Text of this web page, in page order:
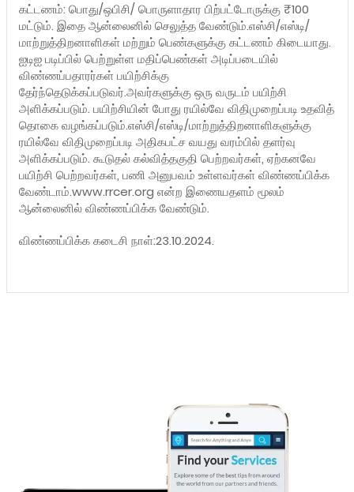
கட்டணம்: பொது/ஒபிசி/ பொருளாதார பிற்பட்டோருக்கு ₹100
மட்டும். இதை ஆன்லைனில் செலுத்த வேண்டும்.எஸ்சி/எஸ்டி/
மாற்றுத்திறனாளிகள் மற்றும் பெண்களுக்கு கட்டணம் கிடையாது.
ஐடிஐ படிப்பில் பெற்றுள்ள மதிப்பெண்கள் அடிப்படையில்
விண்ணப்பதாரர்கள் பயிற்சிக்கு
தேர்ந்தெடுக்கப்படுவர்.அவர்களுக்கு ஒரு வருடம் பயிற்சி
அளிக்கப்படும். பயிற்சியின் போது ரயில்வே விதிமுறைப்படி உதவித்
தொகை வழங்கப்படும்.எஸ்சி/எஸ்டி/மாற்றுத்திறனாளிகளுக்கு
ரயில்வே விதிமுறைப்படி அதிகபட்ச வயது வரம்பில் தளர்வு
அளிக்கப்படும். கூடுதல் கல்வித்தகுதி பெற்றவர்கள், ஏற்கனவே
பயிற்சி பெற்றவர்கள், பணி அனுபவம் உள்ளவர்கள் விண்ணப்பிக்க
வேண்டாம்.www.rrcer.org என்ற இணையதளம் மூலம்
ஆன்லைனில் விண்ணப்பிக்க வேண்டும்.
விண்ணப்பிக்க கடைசி நாள்:23.10.2024.